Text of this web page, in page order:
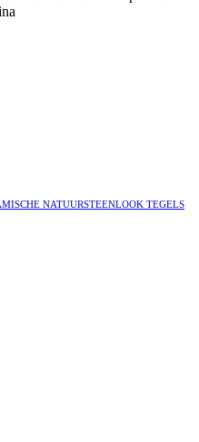
NATUURSTEENLOOK TEGELS